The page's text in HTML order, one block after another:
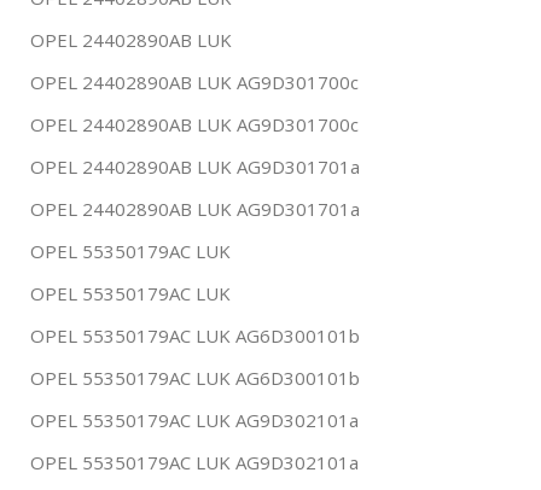
OPEL 24402890AB LUK
OPEL 24402890AB LUK AG9D301700c
OPEL 24402890AB LUK AG9D301700c
OPEL 24402890AB LUK AG9D301701a
OPEL 24402890AB LUK AG9D301701a
OPEL 55350179AC LUK
OPEL 55350179AC LUK
OPEL 55350179AC LUK AG6D300101b
OPEL 55350179AC LUK AG6D300101b
OPEL 55350179AC LUK AG9D302101a
OPEL 55350179AC LUK AG9D302101a